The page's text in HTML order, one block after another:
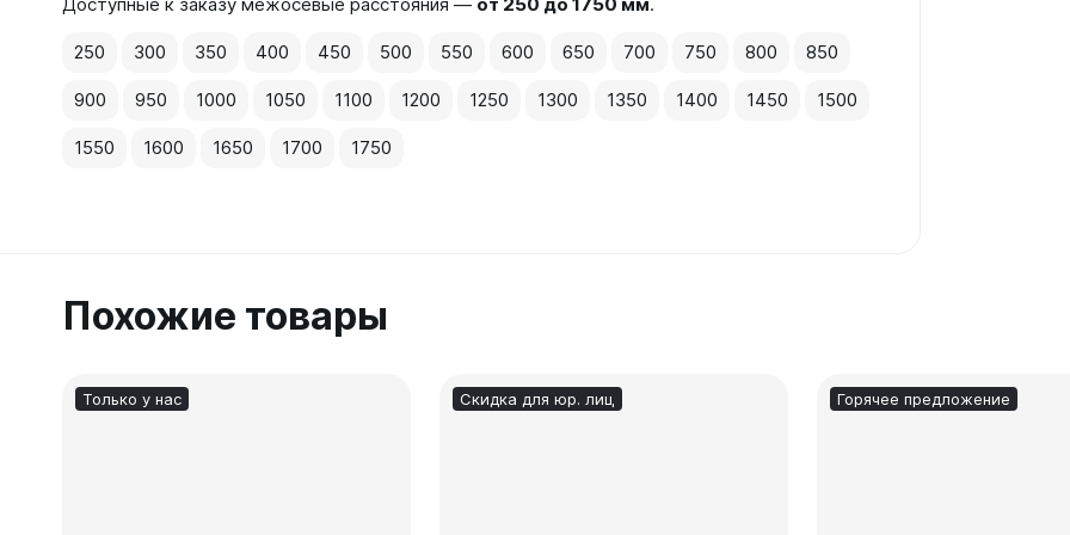
250 300 350 400 450 500 550 600 650 700 750 800 850
900 950 1000 1050 1100 1200 1250 1300 1350 1400 1450 1500
1550 1600 1650 1700 1750
Похожие товары
Только у нас Скидка для юр. лиц Горячее предложение